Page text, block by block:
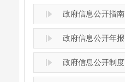
政府信息公开指南
政府信息公开年报
政府信息公开制度